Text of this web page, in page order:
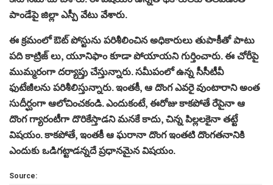
పాండేపై జిల్లా ఎస్పీ వేటు వేశారు.
ఈ క్రమంలో ఔట్ పోస్టును పరిశీలించిన అధికారులు తుపాకీతో పాటు
పది కాట్రిజ్ లు, యూనిఫాం కూడా పోయాయని గుర్తించారు. ఈ చోరీపై
ముమ్మరంగా దర్యాప్తు చేస్తున్నారు. సమీపంలో ఉన్న సీసీటీవీ
ఫుటేజీలను పరిశీలిస్తున్నారు. ఇంతకీ, ఆ దొంగ ఎవరై వుంటారాని అంత
సుదీర్ఘంగా ఆలోచించకండి. ఎందుకంటే, ఈరోజు కాకపోతే రేపైనా ఆ
దొంగ గ్యారంటీగా దొరికేస్తాడని మనకే కాదు, చిన్న పిల్లలకైనా తట్టే
విషయం. కాకపోతే, ఇంతకీ ఆ ఘరానా దొంగ ఇంతటి దొంగతనానికి
ఎందుకు ఒడిగట్టాడన్నదే ప్రధానమైన విషయం.
Source: